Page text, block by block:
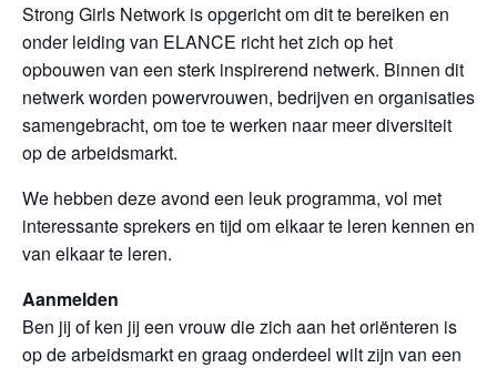
Strong Girls Network is opgericht om dit te bereiken en
onder leiding van ELANCE richt het zich op het
opbouwen van een sterk inspirerend netwerk. Binnen dit
netwerk worden powervrouwen, bedrijven en organisaties
samengebracht, om toe te werken naar meer diversiteit
op de arbeidsmarkt.
We hebben deze avond een leuk programma, vol met
interessante sprekers en tijd om elkaar te leren kennen en
van elkaar te leren.
Aanmelden
Ben jij of ken jij een vrouw die zich aan het oriënteren is
op de arbeidsmarkt en graag onderdeel wilt zijn van een